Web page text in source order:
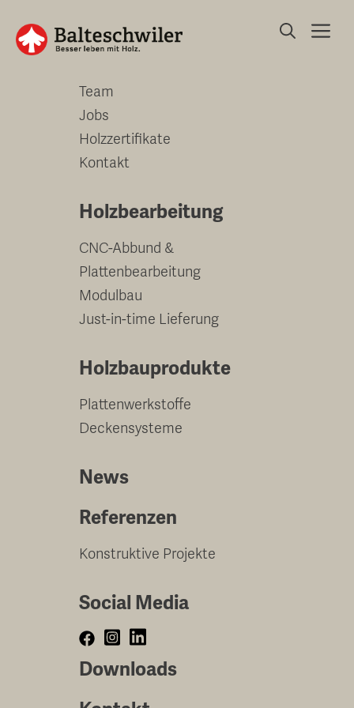
zum
Inhalt
Unternehmen
Team
Jobs
Holzzertifikate
Kontakt
Holzbearbeitung
CNC-Abbund &
Plattenbearbeitung
Modulbau
Just-in-time Lieferung
Holzbauprodukte
Plattenwerkstoffe
Deckensysteme
News
Referenzen
Konstruktive Projekte
Social Media
Downloads